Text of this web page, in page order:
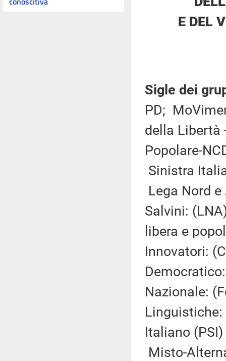
E DEL
Sigle dei
PD;
della Libertà
Popolare-
Sinistra
Lega Nord
Salvini:
libera e
Innovatori:
Nazionale:
Italiano
Misto-